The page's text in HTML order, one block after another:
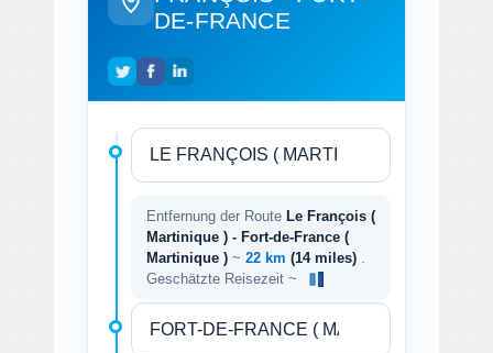
DE-FRANCE
Entfernung der Route Le François (
Martinique ) - Fort-de-France (
Martinique ) ~ 22 km (14 miles)
Geschätzte Reisezeit ~